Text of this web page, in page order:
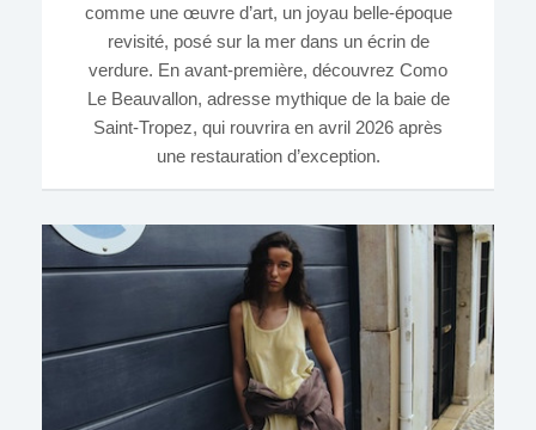
comme une œuvre d’art, un joyau belle-époque
revisité, posé sur la mer dans un écrin de
verdure. En avant-première, découvrez Como
Le Beauvallon, adresse mythique de la baie de
Saint-Tropez, qui rouvrira en avril 2026 après
une restauration d’exception.